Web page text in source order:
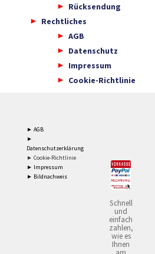
Rücksendung
Rechtliches
AGB
Datenschutz
Impressum
Cookie-Richtlinie
► AGB
►
Datenschutzerklärung
► Cookie-Richtlinie
► Impressum
► Bildnachweis
Schnell
und
einfach
zahlen,
wie es
Ihnen